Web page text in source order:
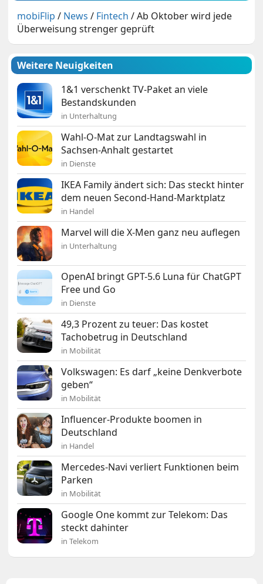
mobiFlip / News / Fintech /Ab Oktober wird jede
Überweisung strenger geprüft
Weitere Neuigkeiten
1&1 verschenkt TV-Paket an viele
Bestandskunden
in Unterhaltung
Wahl-O-Mat zur Landtagswahl in
Sachsen-Anhalt gestartet
in Dienste
IKEA Family ändert sich: Das steckt hinter
dem neuen Second-Hand-Marktplatz
in Handel
Marvel will die X-Men ganz neu auflegen
in Unterhaltung
OpenAI bringt GPT-5.6 Luna für ChatGPT
Free und Go
in Dienste
49,3 Prozent zu teuer: Das kostet
Tachobetrug in Deutschland
in Mobilität
Volkswagen: Es darf „keine Denkverbote
geben“
in Mobilität
Influencer-Produkte boomen in
Deutschland
in Handel
Mercedes-Navi verliert Funktionen beim
Parken
in Mobilität
Google One kommt zur Telekom: Das
steckt dahinter
in Telekom